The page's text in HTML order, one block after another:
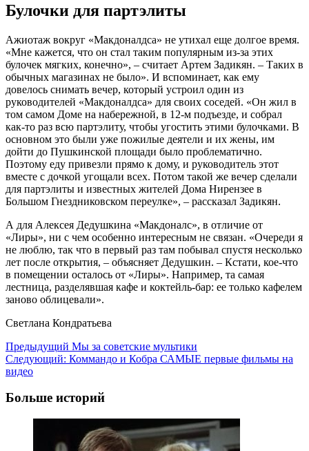
Булочки для партэлиты
Ажиотаж вокруг «Макдоналдса» не утихал еще долгое время.
«Мне кажется, что он стал таким популярным из-за этих
булочек мягких, конечно», – считает Артем Задикян. – Таких в
обычных магазинах не было». И вспоминает, как ему
довелось снимать вечер, который устроил один из
руководителей «Макдоналдса» для своих соседей. «Он жил в
том самом Доме на набережной, в 12-м подъезде, и собрал
как-то раз всю партэлиту, чтобы угостить этими булочками. В
основном это были уже пожилые деятели и их жены, им
дойти до Пушкинской площади было проблематично.
Поэтому еду привезли прямо к дому, и руководитель этот
вместе с дочкой угощали всех. Потом такой же вечер сделали
для партэлиты и известных жителей Дома Нирензее в
Большом Гнездниковском переулке», – рассказал Задикян.
А для Алексея Дедушкина «Макдоналс», в отличие от
«Лиры», ни с чем особенно интересным не связан. «Очереди я
не люблю, так что в первый раз там побывал спустя несколько
лет после открытия, – объясняет Дедушкин. – Кстати, кое-что
в помещении осталось от «Лиры». Например, та самая
лестница, разделявшая кафе и коктейль-бар: ее только кафелем
заново облицевали».
Светлана Кондратьева
Навигация
записи
Предыдущий Мы за советские мультики
Следующий: Коммандо и Кобра САМЫЕ первые фильмы на
видео
Больше историй